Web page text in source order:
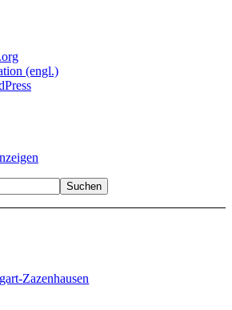
(engl.)
Suchen